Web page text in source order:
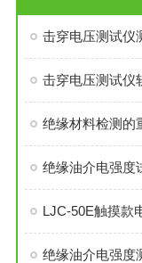
击穿电压测试仪
击穿电压测试仪
绝缘材料检测的
绝缘油介电强度
LJC-50E触摸款
绝缘油介电强度